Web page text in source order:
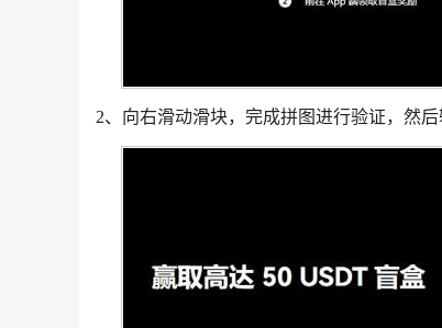
2、向右滑动滑块，完成拼图进行验证，然